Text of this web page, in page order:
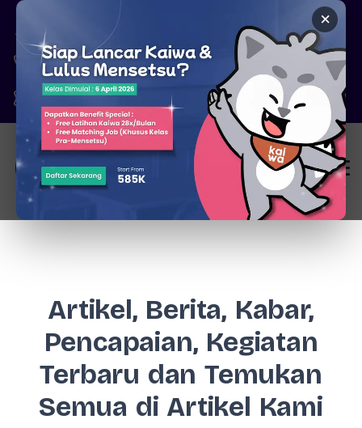
×
Pare, Kediri - Jawa Timur
6287777326344
marketing@kaiwa.id
Login
Artikel, Berita, Kabar,
Pencapaian, Kegiatan
Terbaru dan Temukan
Semua di Artikel Kami